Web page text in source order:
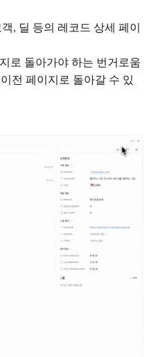
, 딜 등의 레코드 상세 페이
로 돌아가야 하는 번거로움
전 페이지로 돌아갈 수 있